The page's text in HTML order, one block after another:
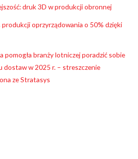
druk 3D w produkcji obronnej
produkcji oprzyrządowania o 50% dzięki
pomogła branży lotniczej poradzić sobie
dostaw w 2025 r. – streszczenie
ze Stratasys